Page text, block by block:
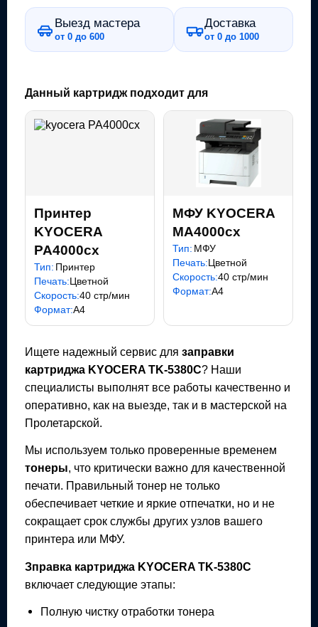
Выезд мастера
от 0 до 600
Доставка
от 0 до 1000
Данный картридж подходит для
Принтер
KYOCERA
PA4000cx
Тип: Принтер
Печать:Цветной
Скорость:40 стр/мин
Формат:A4
МФУ KYOCERA
MA4000cx
Тип: МФУ
Печать:Цветной
Скорость:40 стр/мин
Формат:A4
Ищете надежный сервис для заправки
картриджа KYOCERA TK-5380C? Наши
специалисты выполнят все работы качественно и
оперативно, как на выезде, так и в мастерской на
Пролетарской.
Мы используем только проверенные временем
тонеры, что критически важно для качественной
печати. Правильный тонер не только
обеспечивает четкие и яркие отпечатки, но и не
сокращает срок службы других узлов вашего
принтера или МФУ.
Зправка картриджа KYOCERA TK-5380C
включает следующие этапы:
Полную чистку отработки тонера